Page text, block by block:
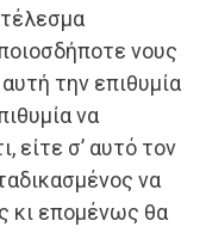
νους
την επιθυμία
να
είτε σ’ αυτό τον
να
κι επομένως θα